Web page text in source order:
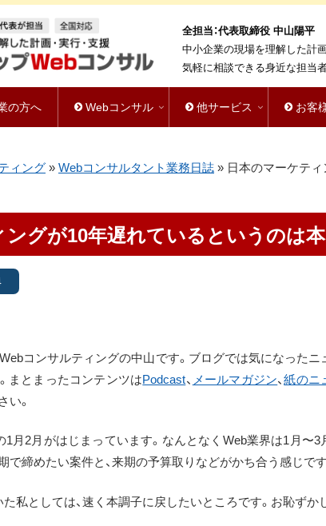
全担当：代表取締役 中山陽平
中小企業の現場を理解した計
気軽に相談できる身近な担当
の方へ Webコンサル 他サービス お客
ィング » Webコンサルタント業務日誌 » 日本のマーケテ
ングが10年遅れているというのは本
コンサルティングの中山です。ブログでは気になったニ
まとまったコンテンツはPodcast、 メールマガジン、紙のニ
い。
1月2月がはじまっています。なんとなくWeb業界は1月〜3
締めたい案件と、来期の予算取りなどがかち合う感じです
私としては、速く本調子に戻したいところです。お恥ずか